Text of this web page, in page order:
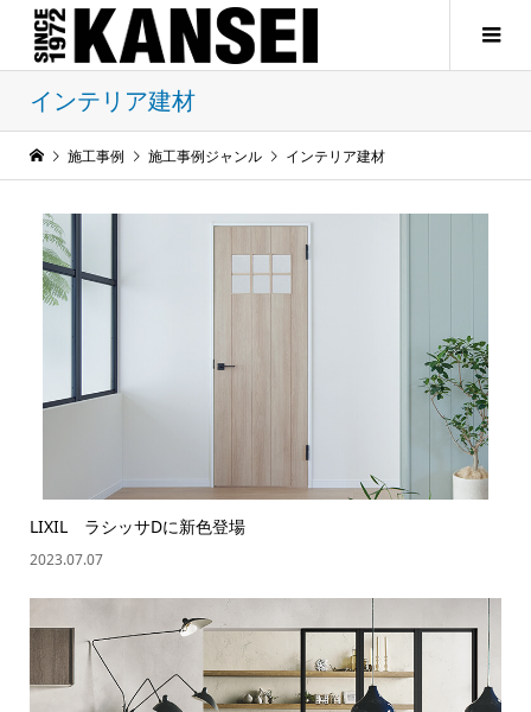
インテリア建材
施工事例 施工事例ジャンル インテリア建材
LIXIL ラシッサDに新色登場
2023.07.07